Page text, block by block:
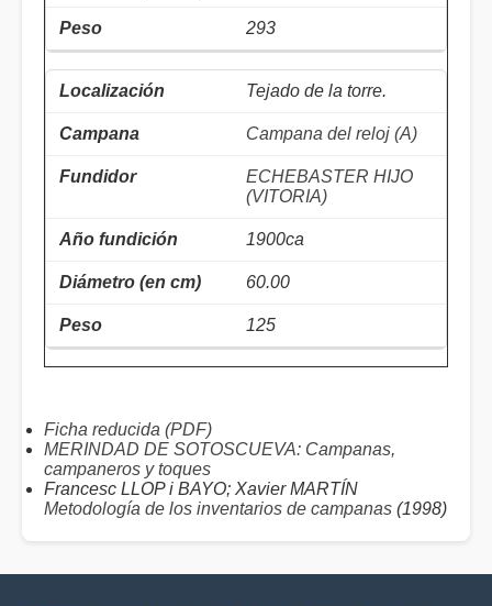
293
Tejado de la torre.
Campana del reloj (A)
ECHEBASTER HIJO
(VITORIA)
1900ca
60.00
125
Ficha reducida (PDF)
MERINDAD DE SOTOSCUEVA: Campanas,
campaneros y toques
Francesc LLOP i BAYO; Xavier MARTÍN
Metodología de los inventarios de campanas (1998)